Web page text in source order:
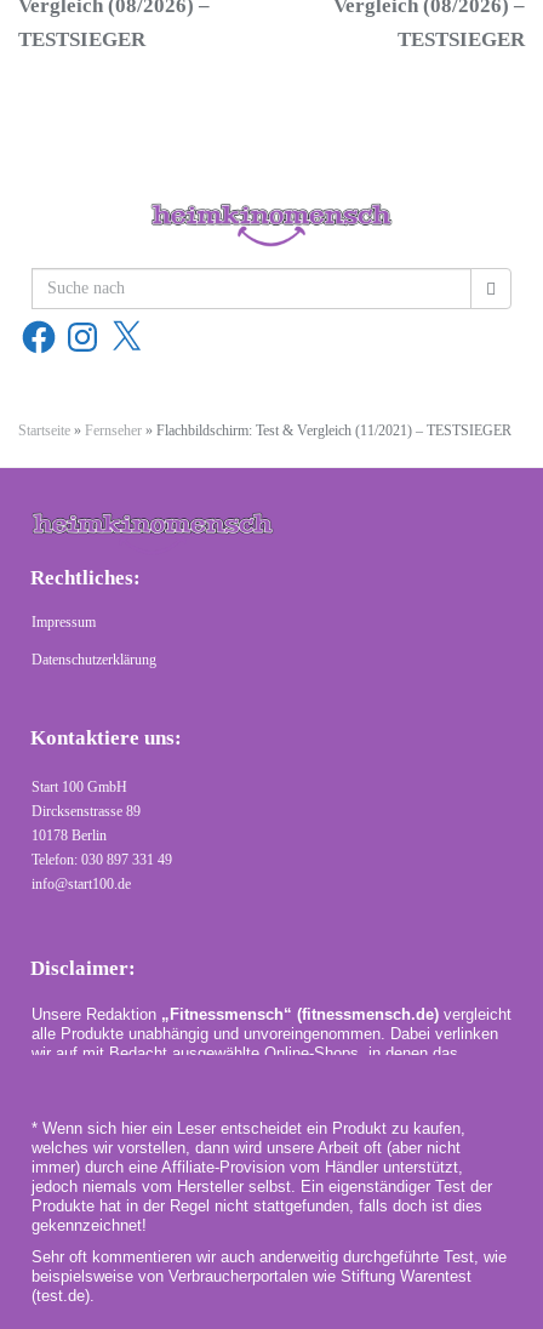
Vergleich (08/2026) –
TESTSIEGER
Vergleich (08/2026) –
TESTSIEGER
FacebookInstagram
X
Startseite » Fernseher » Flachbildschirm: Test & Vergleich (11/2021) – TESTSIEGER
Rechtliches:
Impressum
Datenschutzerklärung
Kontaktiere uns:
Start 100 GmbH
Dircksenstrasse 89
10178 Berlin
Telefon: 030 897 331 49
info@start100.de
Disclaimer:
Unsere Redaktion „Fitnessmensch“ (fitnessmensch.de) vergleicht
alle Produkte unabhängig und unvoreingenommen. Dabei verlinken
wir auf mit Bedacht ausgewählte Online-Shops, in denen das
* Wenn sich hier ein Leser entscheidet ein Produkt zu kaufen,
welches wir vorstellen, dann wird unsere Arbeit oft (aber nicht
immer) durch eine Affiliate-Provision vom Händler unterstützt,
jedoch niemals vom Hersteller selbst. Ein eigenständiger Test der
Produkte hat in der Regel nicht stattgefunden, falls doch ist dies
gekennzeichnet!
Sehr oft kommentieren wir auch anderweitig durchgeführte Test, wie
beispielsweise von Verbraucherportalen wie Stiftung Warentest
(test.de).